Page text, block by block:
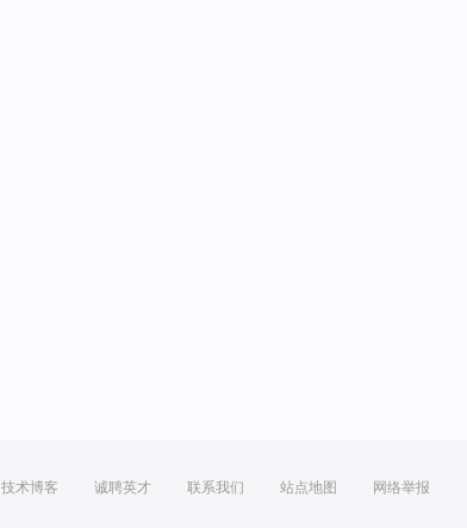
技术博客 诚聘英才 联系我们 站点地图 网络举报